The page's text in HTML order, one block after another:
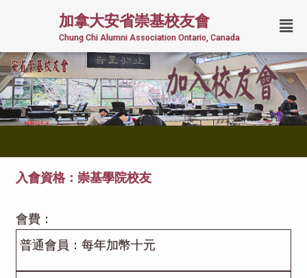
加拿大安省崇基校友會
Chung Chi Alumni Association Ontario, Canada
入會資格：崇基學院校友
會費：
普通會員：每年加幣十元